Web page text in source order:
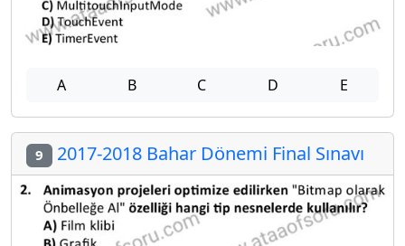
A B C D E
9 2017-2018 Bahar Dönemi Final Sınavı